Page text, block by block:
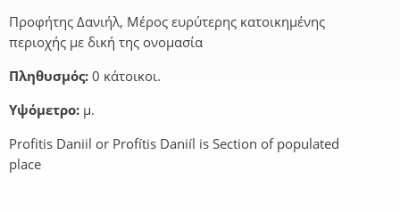
Προφήτης Δανιήλ, Μέρος ευρύτερης κατοικημένης
περιοχής με δική της ονομασία
Πληθυσμός: 0 κάτοικοι.
Υψόμετρο: μ.
Profitis Daniil or Profítis Daniíl is Section of populated
place